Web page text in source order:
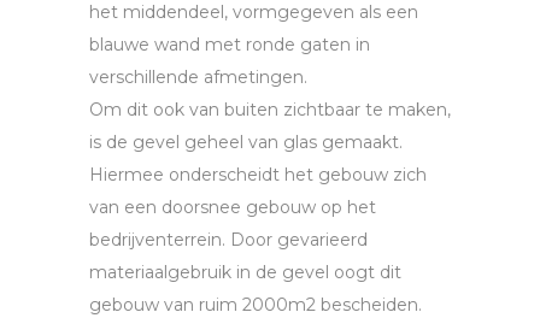
het middendeel, vormgegeven als een
blauwe wand met ronde gaten in
verschillende afmetingen.
Om dit ook van buiten zichtbaar te maken,
is de gevel geheel van glas gemaakt.
Hiermee onderscheidt het gebouw zich
van een doorsnee gebouw op het
bedrijventerrein. Door gevarieerd
materiaalgebruik in de gevel oogt dit
gebouw van ruim 2000m2 bescheiden.